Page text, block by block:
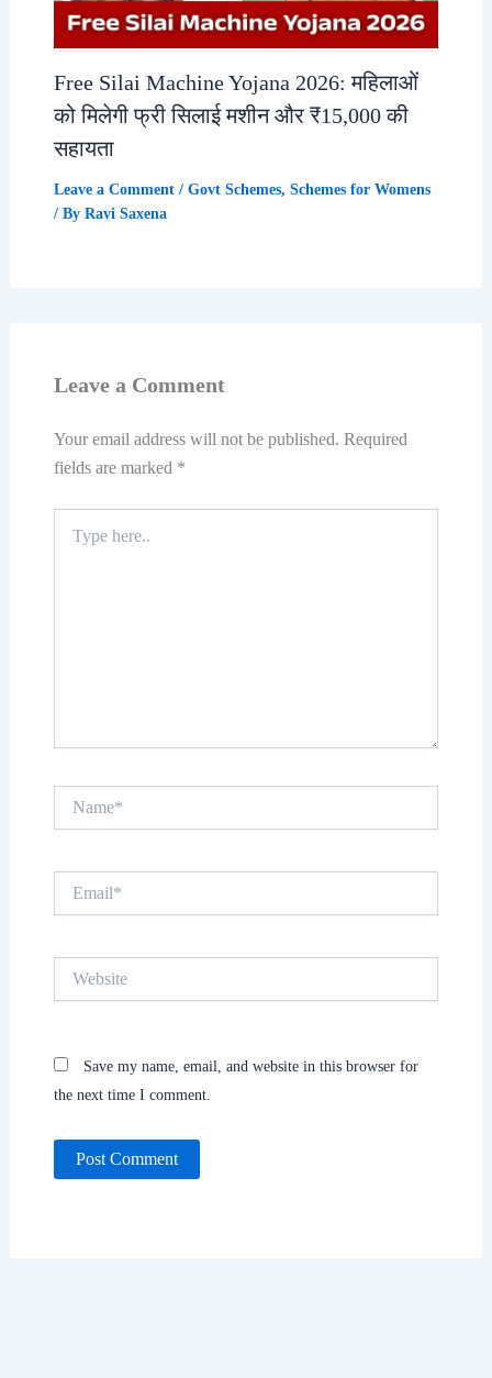
Free Silai Machine Yojana 2026: महिलाओं
को मिलेगी फ्री सिलाई मशीन और ₹15,000 की
सहायता
Leave a Comment / Govt Schemes, Schemes for Womens
/ By Ravi Saxena
Leave a Comment
Your email address will not be published. Required
fields are marked *
here..
Save my name, email, and website in this browser for
the next time I comment.